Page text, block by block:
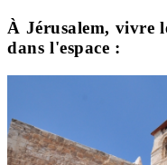
À Jérusalem, vivre
dans l'espace :